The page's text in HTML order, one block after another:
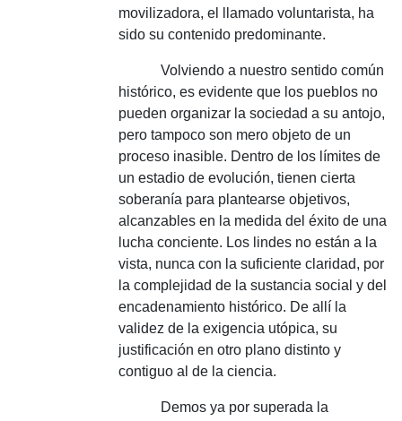
movilizadora, el llamado voluntarista, ha
sido su contenido predominante.
Volviendo a nuestro sentido común
histórico, es evidente que los pueblos no
pueden organizar la sociedad a su antojo,
pero tampoco son mero objeto de un
proceso inasible. Dentro de los límites de
un estadio de evolución, tienen cierta
soberanía para plantearse objetivos,
alcanzables en la medida del éxito de una
lucha conciente. Los lindes no están a la
vista, nunca con la suficiente claridad, por
la complejidad de la sustancia social y del
encadenamiento histórico. De allí la
validez de la exigencia utópica, su
justificación en otro plano distinto y
contiguo al de la ciencia.
Demos ya por superada la